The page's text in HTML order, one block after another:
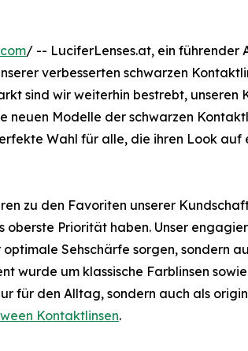
/ -- LuciferLenses.at, ein führender
verbesserten schwarzen
sind wir weiterhin bestrebt, unseren
neuen Modelle der schwarzen
Wahl für alle, die ihren Look auf
zu den Favoriten unserer
Priorität haben. Unser
Sehschärfe sorgen, sondern
wurde um klassische Farblinsen
für den Alltag, sondern auch als
Kontaktlinsen.